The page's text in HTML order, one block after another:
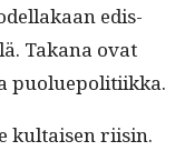
edis­
Takana ovat
puoluepolitiikka.
kul­taisen riisin.